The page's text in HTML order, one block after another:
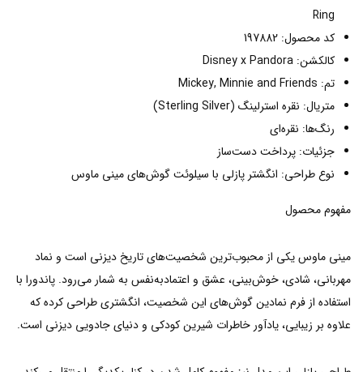
Ring
کد محصول: 197882
کالکشن: Disney x Pandora
تم: Mickey, Minnie and Friends
متریال: نقره استرلینگ (Sterling Silver)
رنگ‌ها: نقره‌ای
جزئیات: پرداخت دست‌ساز
نوع طراحی: انگشتر پازلی با سیلوئت گوش‌های مینی ماوس
مفهوم محصول
مینی ماوس یکی از محبوب‌ترین شخصیت‌های تاریخ دیزنی است و نماد
مهربانی، شادی، خوش‌بینی، عشق و اعتمادبه‌نفس به شمار می‌رود. پاندورا با
استفاده از فرم نمادین گوش‌های این شخصیت، انگشتری طراحی کرده که
علاوه بر زیبایی، یادآور خاطرات شیرین کودکی و دنیای جادویی دیزنی است.